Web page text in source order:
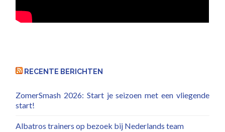
RECENTE BERICHTEN
ZomerSmash 2026: Start je seizoen met een vliegende
start!
Albatros trainers op bezoek bij Nederlands team